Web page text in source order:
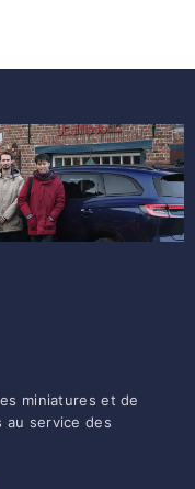
miniatures et de
au service des